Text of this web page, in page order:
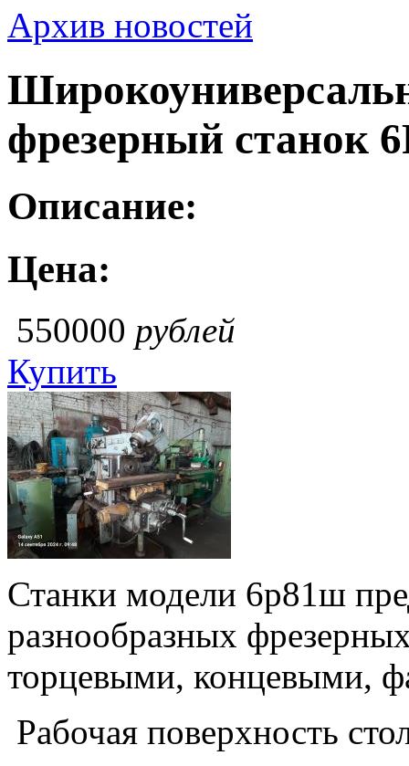
Архив новостей
фрезерный станок
Описание:
Цена:
550000 рублей
Купить
Станки модели 6р81ш
разнообразных
торцевыми, концевыми,
Рабочая поверхность